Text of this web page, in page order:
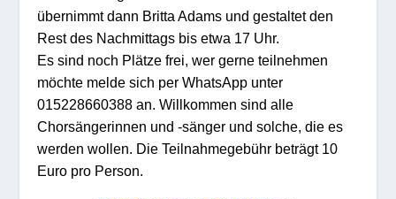
übernimmt dann Britta Adams und gestaltet den
Rest des Nachmittags bis etwa 17 Uhr.
Es sind noch Plätze frei, wer gerne teilnehmen
möchte melde sich per WhatsApp unter
015228660388 an. Willkommen sind alle
Chorsängerinnen und -sänger und solche, die es
werden wollen. Die Teilnahmegebühr beträgt 10
Euro pro Person.